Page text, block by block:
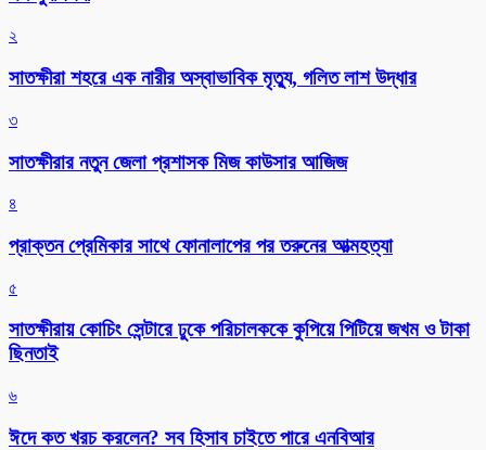
২
সাতক্ষীরা শহরে এক নারীর অস্বাভাবিক মৃত্যু, গলিত লাশ উদ্ধার
৩
সাতক্ষীরার নতুন জেলা প্রশাসক মিজ কাউসার আজিজ
৪
প্রাক্তন প্রেমিকার সাথে ফোনালাপের পর তরুনের আত্মহত্যা
৫
সাতক্ষীরায় কোচিং সেন্টারে ঢুকে পরিচালককে কুপিয়ে পিটিয়ে জখম ও টাকা
ছিনতাই
৬
ঈদে কত খরচ করলেন? সব হিসাব চাইতে পারে এনবিআর